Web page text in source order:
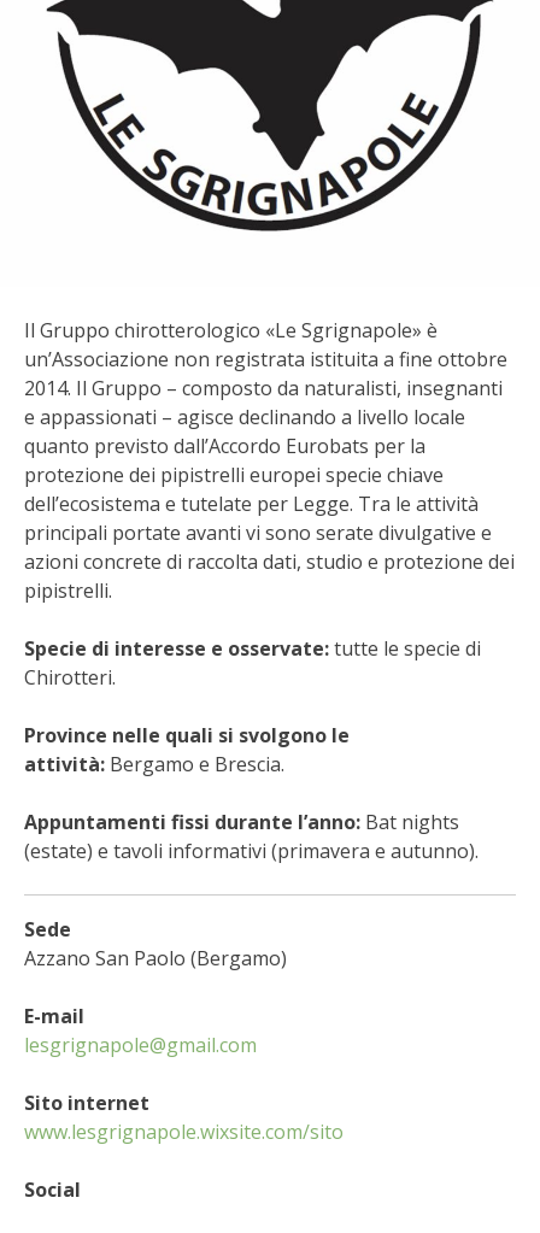
CUCINA
PRODOTTI
FARFALLE DELLA CAMPAGNA
CONSERVARE LA FRUTTA
CONSERVE DELL’ORTO
FACEM
STIHL
NOCCIOLA DI CALABRIA
PELLENC
SCONTI NOVEMBRE
COMPO
ZAPI GARDEN
BENZA
Il Gruppo chirotterologico «Le Sgrignapole» è
un’Associazione non registrata istituita a fine ottobre
2014. Il Gruppo – composto da naturalisti, insegnanti
e appassionati – agisce declinando a livello locale
quanto previsto dall’Accordo Eurobats per la
protezione dei pipistrelli europei specie chiave
dell’ecosistema e tutelate per Legge. Tra le attività
principali portate avanti vi sono serate divulgative e
azioni concrete di raccolta dati, studio e protezione dei
pipistrelli.
Specie di interesse e osservate:tutte le specie di
Chirotteri.
Province nelle quali si svolgono le
attività: Bergamo e Brescia.
Appuntamenti fissi durante l’anno: Bat nights
(estate) e tavoli informativi (primavera e autunno).
Sede
Azzano San Paolo (Bergamo)
E-mail
lesgrignapole@gmail.com
Sito internet
www.lesgrignapole.wixsite.com/sito
Social